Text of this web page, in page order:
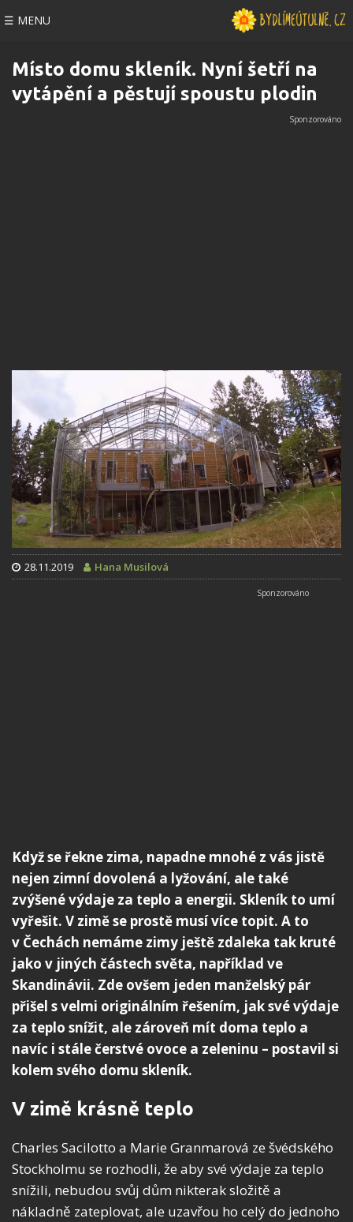
☰ MENU
Místo domu skleník. Nyní šetří na
vytápění a pěstují spoustu plodin
28.11.2019 Hana Musilová
Když se řekne zima, napadne mnohé z vás jistě
nejen zimní dovolená a lyžování, ale také
zvýšené výdaje za teplo a energii. Skleník to umí
vyřešit. V zimě se prostě musí více topit. A to
v Čechách nemáme zimy ještě zdaleka tak kruté
jako v jiných částech světa, například ve
Skandinávii. Zde ovšem jeden manželský pár
přišel s velmi originálním řešením, jak své výdaje
za teplo snížit, ale zároveň mít doma teplo a
navíc i stále čerstvé ovoce a zeleninu – postavil si
kolem svého domu skleník.
V zimě krásně teplo
Charles Sacilotto a Marie Granmarová ze švédského
Stockholmu se rozhodli, že aby své výdaje za teplo
snížili, nebudou svůj dům nikterak složitě a
nákladně zateplovat, ale uzavřou ho celý do jednoho